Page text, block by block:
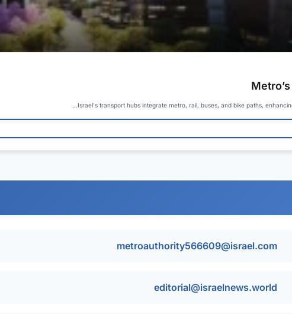
Israel's transport hubs integrate metro, rail, buses, and bike paths,
metroauthority566609@israel.com
editorial@israelnews.world